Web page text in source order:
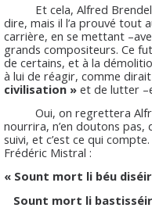
Et cela, Alfred Brendel
dire, mais il l’a prouvé tout
carrière, en se mettant
grands compositeurs. Ce
de certains, et à la
à lui de réagir, comme
civilisation » et de lutter
Oui, on regrettera
nourrira, n’en doutons pas,
suivi, et c’est ce qui
Frédéric Mistral :
« Sount mort li béu
Sount mort li